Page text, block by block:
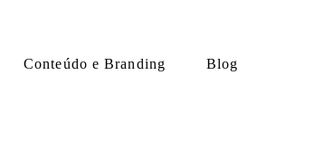
Conteúdo e Branding Blog